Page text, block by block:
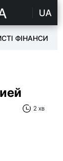
UA
ФІНАНСИ
2 хв